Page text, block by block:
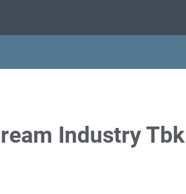
Industry Tbk